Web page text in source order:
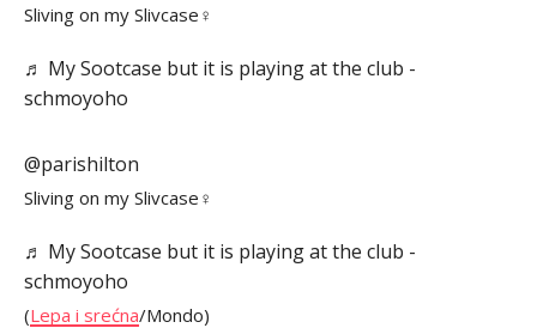
Sliving on my Slivcase‍♀️
♬ My Sootcase but it is playing at the club -
schmoyoho
@parishilton
Sliving on my Slivcase‍♀️
♬ My Sootcase but it is playing at the club -
schmoyoho
(Lepa i srećna/Mondo)